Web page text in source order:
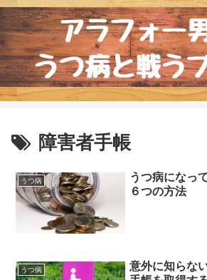
障害者手帳
うつ病
うつ病になっ
６つの方法
うつ病
意外に知らな